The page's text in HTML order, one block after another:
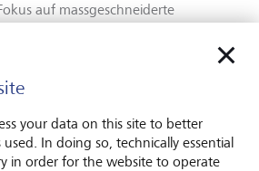
auf massgeschneiderte
Service weiter verstärken. LGT
führender Anbieter im Private
Asset Management will ihre globale
ihr Produkt­angebot für
weiterentwickeln und ihre Markt-
sowie Themenführerschaft im
Anlagebereich weiter
der drei Einheiten, Lightstone, will
your data on this site to better
In doing so, technically essential
in order for the website to operate